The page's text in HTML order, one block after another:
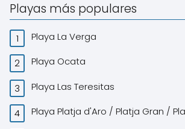
Playas más populares
Playa La Verga
Playa Ocata
Playa Las Teresitas
Playa Platja d'Aro / Platja Gran /